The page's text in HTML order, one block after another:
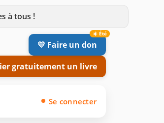
à tous !
💛 Faire un don
gratuitement un livre
Se connecter